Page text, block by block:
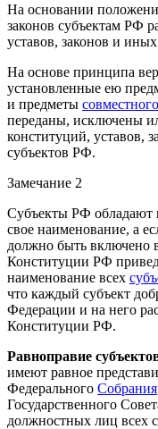
На основании
законов субъектам РФ
уставов, законов и
На основе принципа
установленные ею
и предметы
переданы, исключены
конституций, уставов,
субъектов РФ.
Замечание 2
Субъекты РФ обладают
свое наименование, а
должно быть включено
Конституции РФ
наименование всех
что каждый субъект
Федерации и на него
Конституции РФ.
Равноправие
имеют равное
Федерального Собрания
Государственного
должностных лиц всех